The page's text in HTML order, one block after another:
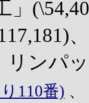
」
リンパ
110番)